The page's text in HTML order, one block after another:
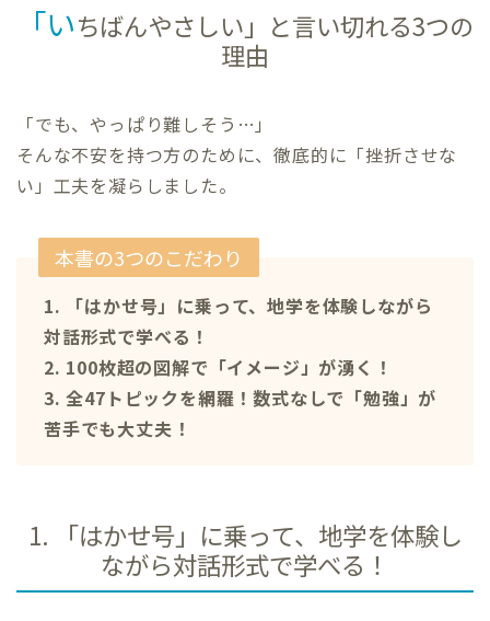
「いちばんやさしい」と言い切れる3つの
理由
「でも、やっぱり難しそう…」
そんな不安を持つ方のために、徹底的に「挫折させな
い」工夫を凝らしました。
本書の3つのこだわり
1. 「はかせ号」に乗って、地学を体験しながら
対話形式で学べる！
2. 100枚超の図解で「イメージ」が湧く！
3. 全47トピックを網羅！数式なしで「勉強」が
苦手でも大丈夫！
1. 「はかせ号」に乗って、地学を体験し
ながら対話形式で学べる！